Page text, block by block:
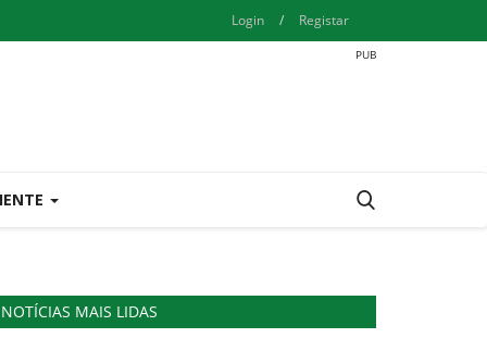
Login / Registar
NOTÍCIAS MAIS LIDAS